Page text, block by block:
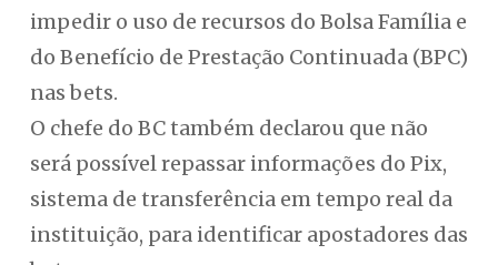
impedir o uso de recursos do Bolsa Família e
do Benefício de Prestação Continuada (BPC)
nas bets.
O chefe do BC também declarou que não
será possível repassar informações do Pix,
sistema de transferência em tempo real da
instituição, para identificar apostadores das